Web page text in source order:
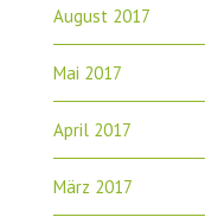
August 2017
Mai 2017
April 2017
März 2017